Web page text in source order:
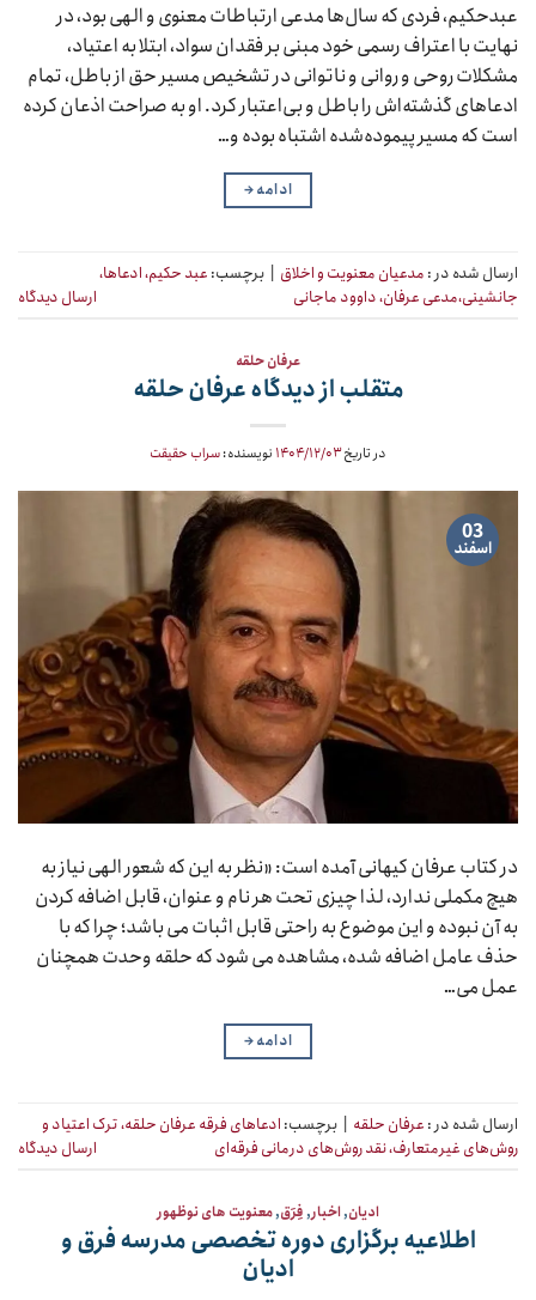
عبدحکیم، فردی که سال‌ها مدعی ارتباطات معنوی و الهی بود، در
نهایت با اعتراف رسمی خود مبنی بر فقدان سواد، ابتلا به اعتیاد،
مشکلات روحی و روانی و ناتوانی در تشخیص مسیر حق از باطل، تمام
ادعاهای گذشته‌اش را باطل و بی‌اعتبار کرد. او به صراحت اذعان کرده
است که مسیر پیموده‌شده اشتباه بوده و…
ادامه→
ارسال شده در : مدعیان معنویت و اخلاق | برچسب: عبد حکیم، ادعاها،
جانشینی،مدعی عرفان، داوود ماجانی
ارسال دیدگاه
عرفان حلقه
متقلب از دیدگاه عرفان حلقه
در تاریخ۱۴۰۴/۱۲/۰۳ نویسنده:سراب حقیقت
03
اسفند
در کتاب عرفان کیهانی آمده است: «نظر به این که شعور الهی نیاز به
هیچ مکملی ندارد، لذا چیزی تحت هر نام و عنوان، قابل اضافه کردن
به آن نبوده و این موضوع به راحتی قابل اثبات می باشد؛ چرا که با
حذف عامل اضافه شده، مشاهده می شود که حلقه وحدت همچنان
عمل می…
ادامه→
ارسال شده در : عرفان حلقه | برچسب: ادعاهای فرقه عرفان حلقه، ترک اعتیاد و
روش‌های غیرمتعارف، نقد روش‌های درمانی فرقه‌ای
ارسال دیدگاه
ادیان,اخبار,فِرَق,معنویت های نوظهور
اطلاعیه‌ برگزاری دوره تخصصی مدرسه فرق و
ادیان